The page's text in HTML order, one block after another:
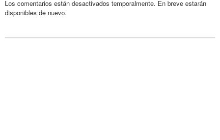
Los comentarios están desactivados temporalmente. En breve estarán
disponibles de nuevo.